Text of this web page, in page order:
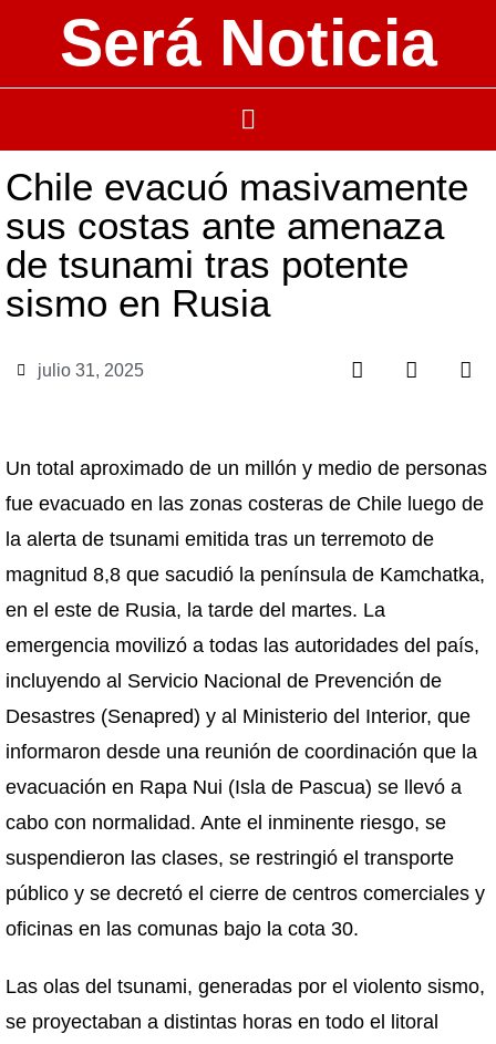
Será Noticia
Chile evacuó masivamente
sus costas ante amenaza
de tsunami tras potente
sismo en Rusia
julio 31, 2025
Un total aproximado de un millón y medio de personas
fue evacuado en las zonas costeras de Chile luego de
la alerta de tsunami emitida tras un terremoto de
magnitud 8,8 que sacudió la península de Kamchatka,
en el este de Rusia, la tarde del martes. La
emergencia movilizó a todas las autoridades del país,
incluyendo al Servicio Nacional de Prevención de
Desastres (Senapred) y al Ministerio del Interior, que
informaron desde una reunión de coordinación que la
evacuación en Rapa Nui (Isla de Pascua) se llevó a
cabo con normalidad. Ante el inminente riesgo, se
suspendieron las clases, se restringió el transporte
público y se decretó el cierre de centros comerciales y
oficinas en las comunas bajo la cota 30.
Las olas del tsunami, generadas por el violento sismo,
se proyectaban a distintas horas en todo el litoral